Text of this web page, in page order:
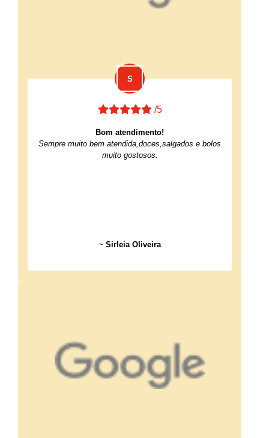
/5
Bom atendimento!
Sempre muito bem atendida,doces,salgados e bolos
muito gostosos.
~ Sirleia Oliveira